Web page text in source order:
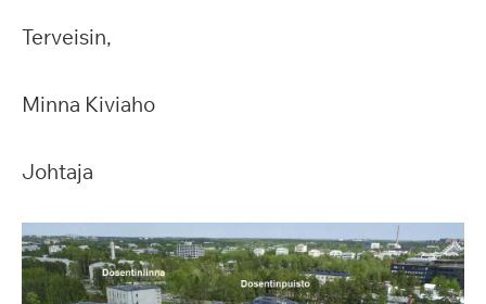
Terveisin,
Minna Kiviaho
Johtaja